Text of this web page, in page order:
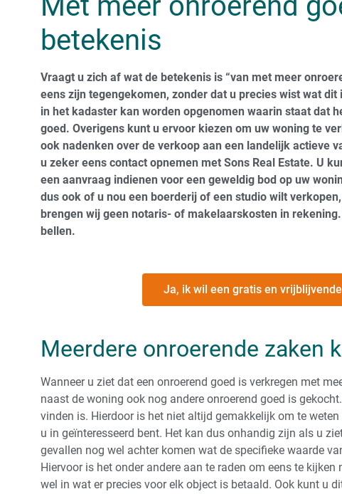
betekenis
Vraagt u zich af wat de betekenis is “van met meer
eens zijn tegengekomen, zonder dat u precies wist wat
in het kadaster kan worden opgenomen waarin staat dat
goed. Overigens kunt u ervoor kiezen om uw woning te
ook nadenken over de verkoop aan een landelijk actieve
u zeker eens contact opnemen met Sons Real Estate. U
een aanvraag indienen voor een geweldig bod op uw
dus ook of u nou een boerderij of een studio wilt
brengen wij geen notaris- of makelaarskosten in
bellen.
Ja, ik wil een gratis en
Meerdere onroerende zaken
Wanneer u ziet dat een onroerend goed is verkregen met
naast de woning ook nog andere onroerend goed is
vinden is. Hierdoor is het niet altijd gemakkelijk om te
u in geïnteresseerd bent. Het kan dus onhandig zijn als u
gevallen nog wel achter komen wat de specifieke waarde
Hiervoor is het onder andere aan te raden om eens te
wel in wat er precies voor elk object is betaald. Ook kunt u